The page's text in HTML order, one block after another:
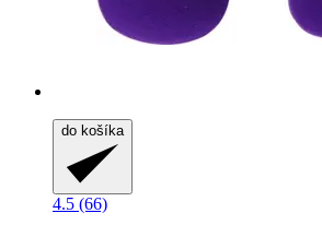
do košíka
4.5 (66)